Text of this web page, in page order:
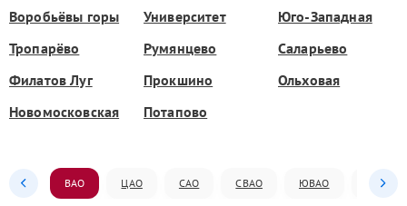
Воробьёвы горы
Университет
Юго-Западная
Тропарёво
Румянцево
Саларьево
Филатов Луг
Прокшино
Ольховая
Новомосковская
Потапово
ВАО ЦАО САО СВАО ЮВАО ЮАО